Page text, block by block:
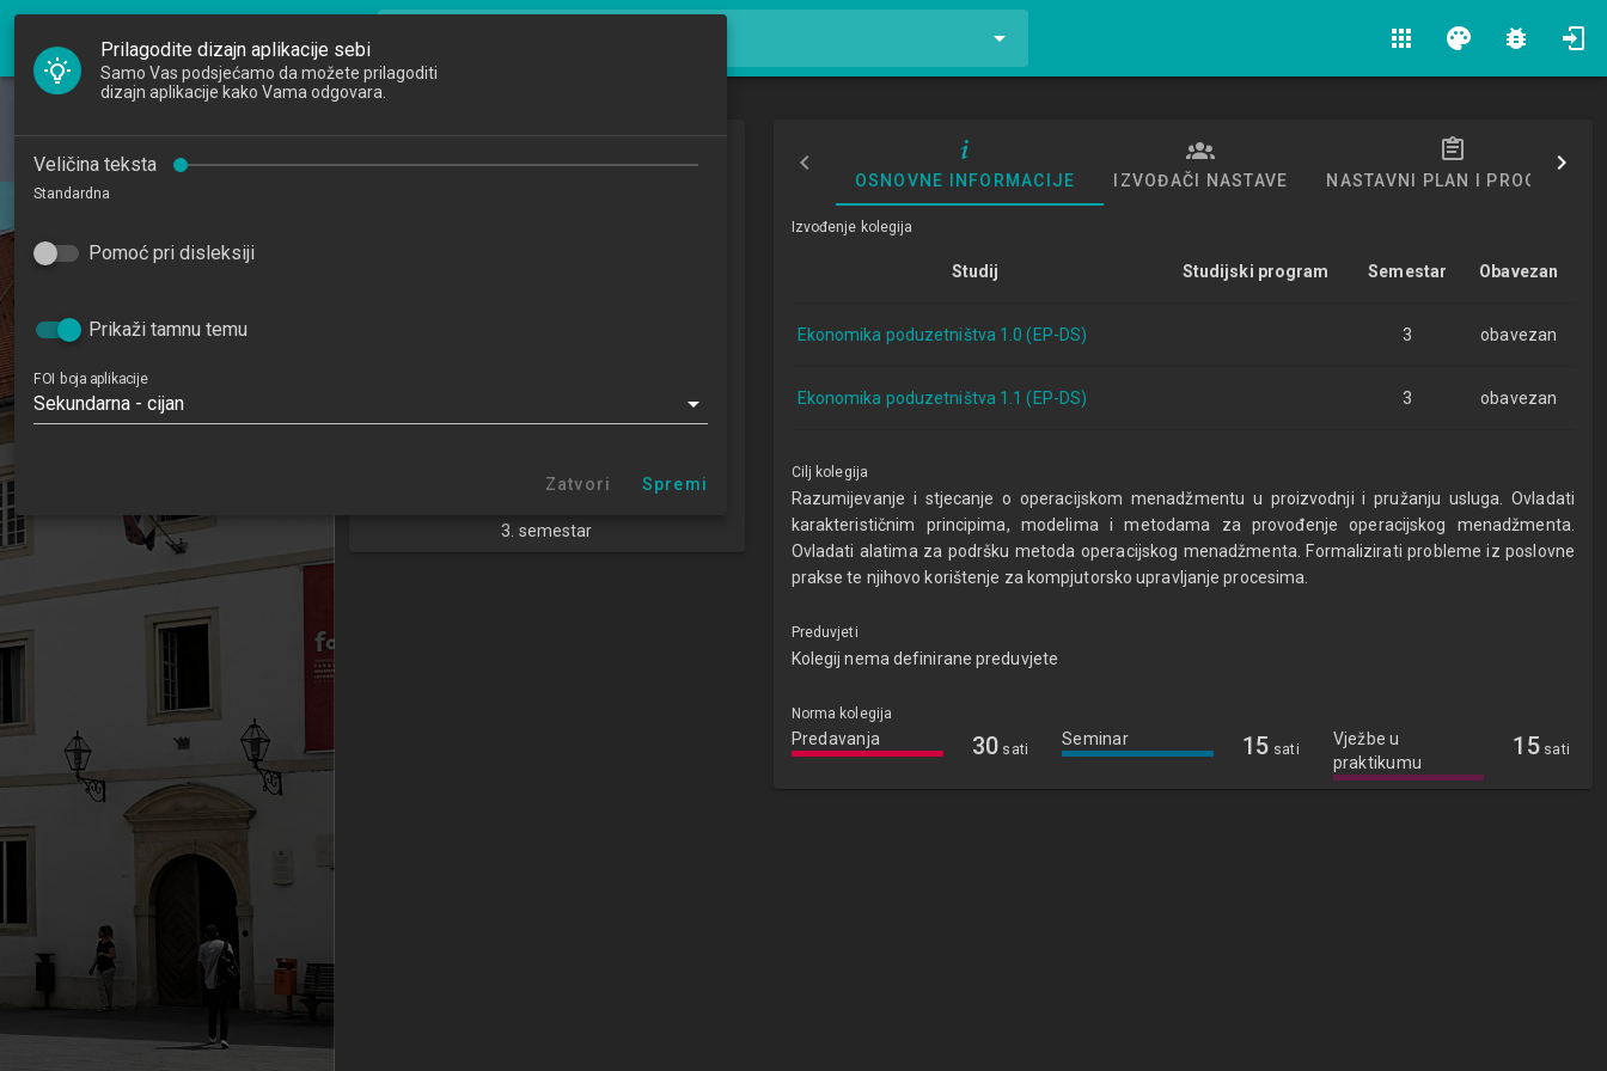
Djelatnici
Katedre
FOI Nastava apps palette bug_report
Operacijski menadžment
NN
3. semestar
OSNOVNE INFORMACIJE IZVOĐAČI NASTAVE NASTAVNI PLAN I PROGRAM
Izvođenje kolegija
Studij Studijski program Semestar Obavezan
Ekonomika poduzetništva 1.0 (EP-DS) 3 obavezan
Ekonomika poduzetništva 1.1 (EP-DS) 3 obavezan
Cilj kolegija
Razumijevanje i stjecanje o operacijskom menadžmentu u proizvodnji i pružanju usluga. Ovladati
karakterističnim principima, modelima i metodama za provođenje operacijskog menadžmenta.
Ovladati alatima za podršku metoda operacijskog menadžmenta. Formalizirati probleme iz poslovne
prakse te njihovo korištenje za kompjutorsko upravljanje procesima.
Preduvjeti
Kolegij nema definirane preduvjete
Norma kolegija
Predavanja 30 sati
Seminar 15 sati
Vježbe u
praktikumu
15 sati
Prilagodite dizajn aplikacije sebi
Samo Vas podsjećamo da možete prilagoditi
dizajn aplikacije kako Vama odgovara.
Veličina teksta
Standardna
Pomoć pri disleksiji
Prikaži tamnu temu
FOI boja aplikacije
Sekundarna - cijan
Zatvori Spremi